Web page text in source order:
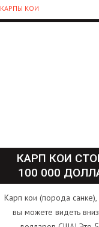
КАРПЫ КОИ
КАРП КОИ
100 000
Карп кои (порода санке),
вы можете видеть